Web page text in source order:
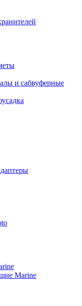
и сабвуферные
Marine